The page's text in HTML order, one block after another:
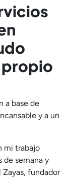
propio
a base de
y a un
mi trabajo
de semana y
Zayas, fundador